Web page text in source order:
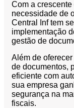
Com a
necessidade de
Central Inf tem
implementação
gestão de
Além de
de documentos,
eficiente com
sua empresa
segurança na
fiscais.